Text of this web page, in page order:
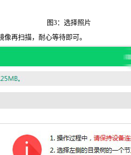
图3：选择照片
再扫描，耐心等待即可。